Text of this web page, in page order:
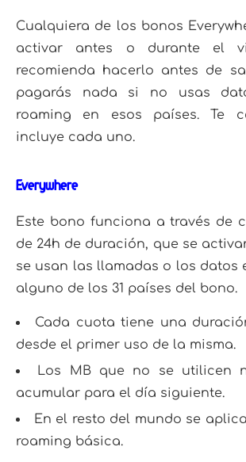
Cualquiera de los bonos
activar antes o durante el
recomienda hacerlo antes de
pagarás nada si no usas
roaming en esos países. Te
incluye cada uno.
Everywhere
Este bono funciona a través de
de 24h de duración, que se
se usan las llamadas o los datos
alguno de los 31 países del bono.
Cada cuota tiene una
desde el primer uso de la misma.
Los MB que no se utilicen
acumular para el día siguiente.
En el resto del mundo se
roaming básica.